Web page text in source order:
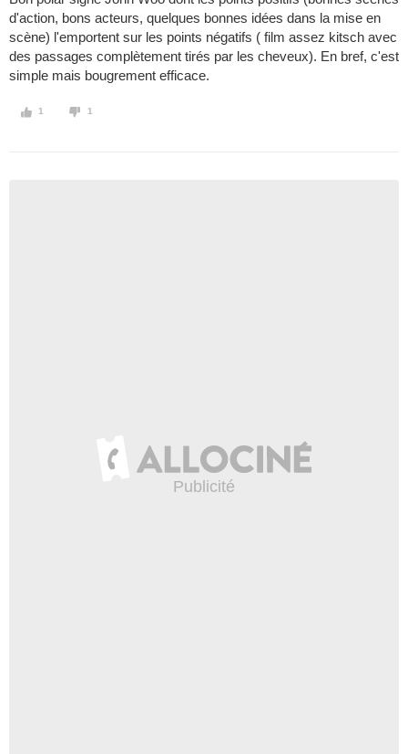
d'action, bons acteurs, quelques bonnes idées dans la mise en
scène) l'emportent sur les points négatifs ( film assez kitsch avec
des passages complètement tirés par les cheveux). En bref, c'est
simple mais bougrement efficace.
1 1